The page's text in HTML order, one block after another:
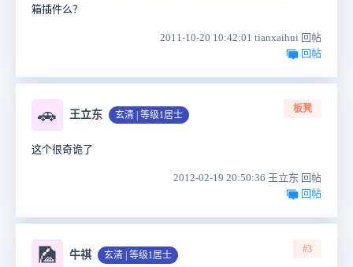
箱插件么？
2011-10-20 10:42:01 tianxaihui 回帖
回帖
🚗 王立东 玄清 | 等级1居士
板凳
这个很奇诡了
2012-02-19 20:50:36 王立东 回帖
回帖
🎑 牛祺 玄清 | 等级1居士
#3